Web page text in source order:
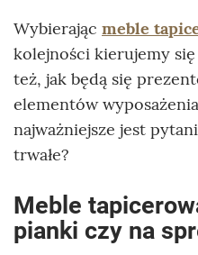
Wybierając meble
kolejności kierujemy
też, jak będą się
elementów
najważniejsze jest
trwałe?
Meble
pianki czy na